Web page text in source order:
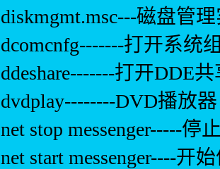
diskmgmt.msc---磁盘管
dcomcnfg-------打开系统
ddeshare-------打开DDE
dvdplay--------DVD播放器
net stop messenger-----停
net start messenger----开